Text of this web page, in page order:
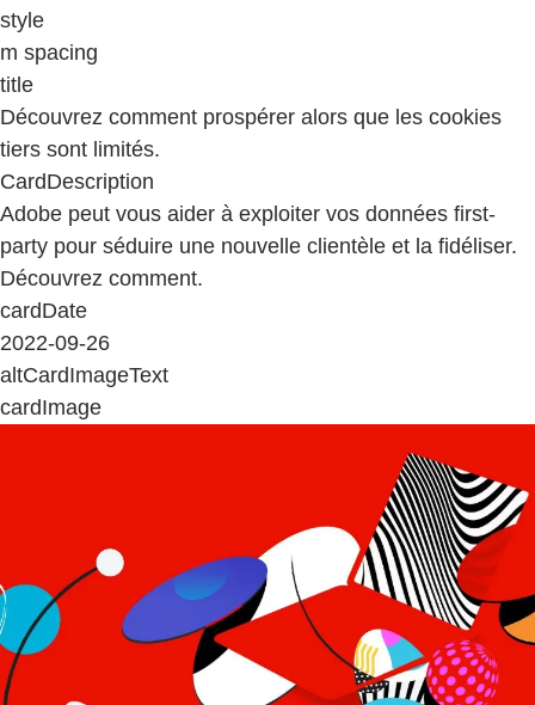
style
m spacing
title
Découvrez comment prospérer alors que les cookies
tiers sont limités.
CardDescription
Adobe peut vous aider à exploiter vos données first-
party pour séduire une nouvelle clientèle et la fidéliser.
Découvrez comment.
cardDate
2022-09-26
altCardImageText
cardImage